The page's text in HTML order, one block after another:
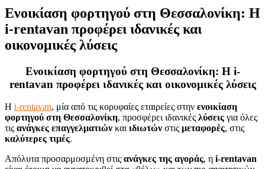
Ενοικίαση φορτηγού στη Θεσσαλονίκη: Η
i-rentavan προφέρει ιδανικές και
οικονομικές λύσεις
Ενοικίαση φορτηγού στη Θεσσαλονίκη: Η i-
rentavan προφέρει ιδανικές και οικονομικές λύσεις
Η i-rentavan, μία από τις κορυφαίες εταιρείες στην ενοικίαση
φορτηγού στη Θεσσαλονίκη, προσφέρει ιδανικές λύσεις για όλες
τις ανάγκες επαγγελματιών και ιδιωτών στις μεταφορές, στις
καλύτερες τιμές.
Απόλυτα προσαρμοσμένη στις ανάγκες της αγοράς, η i-rentavan